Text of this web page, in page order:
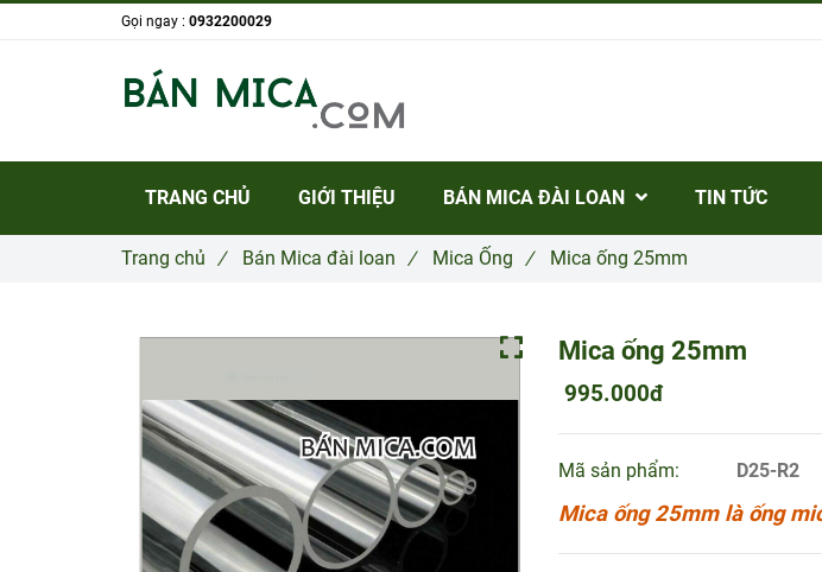
Mica ống 25mm
995.000đ
Mã sản phẩm: D25-R2
Mica ống 25mm là ống
Trang chủ / Bán Mica đài loan / Mica Ống / Mica ống 25mm
Gọi ngay : 0932200029
TRANG CHỦ GIỚI THIỆU BÁN MICA ĐÀI LOAN TIN TỨC